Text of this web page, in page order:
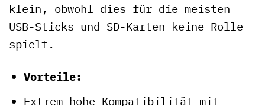
klein, obwohl dies für die meisten
USB-Sticks und SD-Karten keine Rolle
spielt.
Vorteile:
Extrem hohe Kompatibilität mit